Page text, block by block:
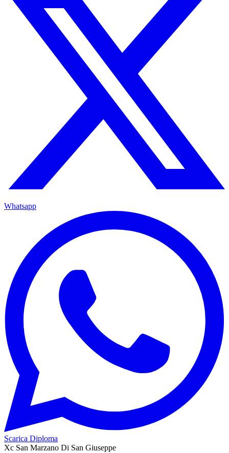
Whatsapp
Scarica Diploma
Xc San Marzano Di San Giuseppe